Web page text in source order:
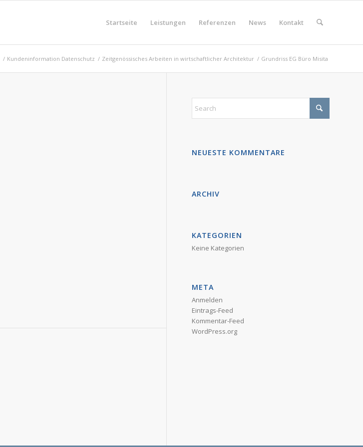
Startseite Leistungen Referenzen News Kontakt
/ Kundeninformation Datenschutz / Zeitgenössisches Arbeiten in wirtschaftlicher Architektur / Grundriss EG Büro Misita
NEUESTE KOMMENTARE
ARCHIV
KATEGORIEN
Keine Kategorien
META
Anmelden
Eintrags-Feed
Kommentar-Feed
WordPress.org